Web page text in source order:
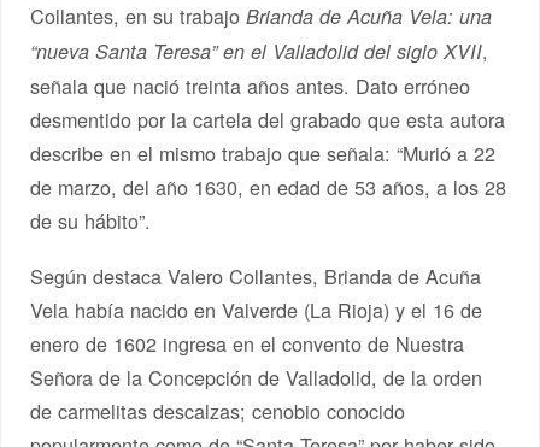
Collantes, en su trabajoBrianda de Acuña Vela: una
“nueva Santa Teresa” en el Valladolid del siglo XVII,
señala que nació treinta años antes. Dato erróneo
desmentido por la cartela del grabado que esta autora
describe en el mismo trabajo que señala: “Murió a 22
de marzo, del año 1630, en edad de 53 años, a los 28
de su hábito”.
Según destaca Valero Collantes, Brianda de Acuña
Vela había nacido en Valverde (La Rioja) y el 16 de
enero de 1602 ingresa en el convento de Nuestra
Señora de la Concepción de Valladolid, de la orden
de carmelitas descalzas; cenobio conocido